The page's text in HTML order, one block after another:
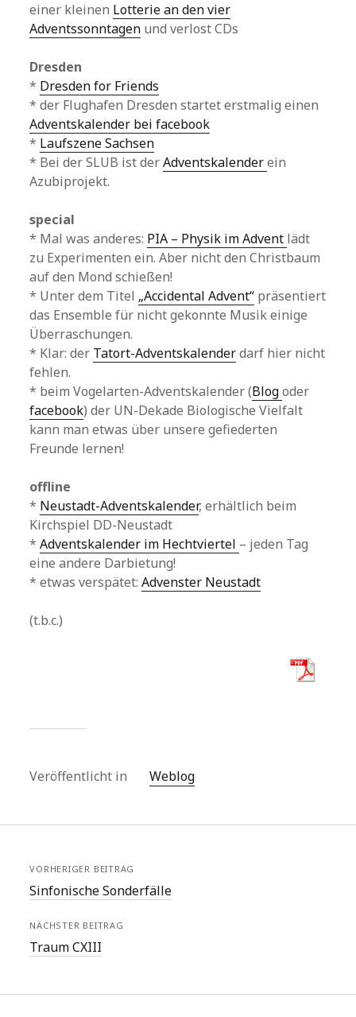
einer kleinen Lotterie an den vier
Adventssonntagen und verlost CDs
Dresden
* Dresden for Friends
* der Flughafen Dresden startet erstmalig einen
Adventskalender bei facebook
* Laufszene Sachsen
* Bei der SLUB ist derAdventskalenderein
Azubiprojekt.
special
* Mal was anderes: PIA – Physik im Advent lädt
zu Experimenten ein. Aber nicht den Christbaum
auf den Mond schießen!
* Unter dem Titel „Accidental Advent“ präsentiert
das Ensemble für nicht gekonnte Musik einige
Überraschungen.
* Klar: der Tatort-Adventskalenderdarf hier nicht
fehlen.
* beim Vogelarten-Adventskalender (Blogoder
facebook) der UN-Dekade Biologische Vielfalt
kann man etwas über unsere gefiederten
Freunde lernen!
offline
* Neustadt-Adventskalender, erhältlich beim
Kirchspiel DD-Neustadt
*Adventskalender im Hechtviertel – jeden Tag
eine andere Darbietung!
* etwas verspätet:Advenster Neustadt
(t.b.c.)
Veröffentlicht in Weblog
VORHERIGER BEITRAG
Sinfonische Sonderfälle
NÄCHSTER BEITRAG
Traum CXIII